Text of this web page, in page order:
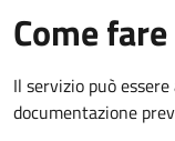
Come fare
Il servizio può
documentazione